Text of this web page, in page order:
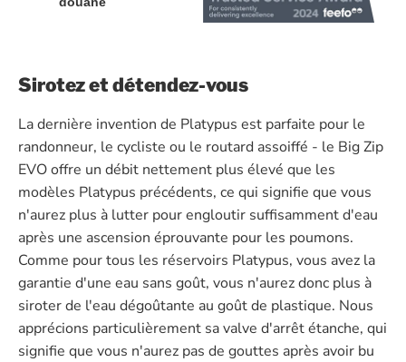
Sirotez et détendez-vous
La dernière invention de Platypus est parfaite pour le
randonneur, le cycliste ou le routard assoiffé - le Big Zip
EVO offre un débit nettement plus élevé que les
modèles Platypus précédents, ce qui signifie que vous
n'aurez plus à lutter pour engloutir suffisamment d'eau
après une ascension éprouvante pour les poumons.
Comme pour tous les réservoirs Platypus, vous avez la
garantie d'une eau sans goût, vous n'aurez donc plus à
siroter de l'eau dégoûtante au goût de plastique. Nous
apprécions particulièrement sa valve d'arrêt étanche, qui
signifie que vous n'aurez pas de gouttes après avoir bu